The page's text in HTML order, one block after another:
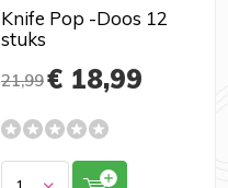
Knife Pop -Doos 12
stuks
21,99€ 18,99